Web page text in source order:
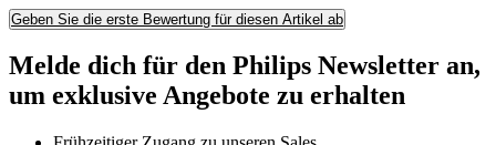
Geben Sie die erste Bewertung für diesen Artikel ab
Melde dich für den Philips Newsletter an,
um exklusive Angebote zu erhalten